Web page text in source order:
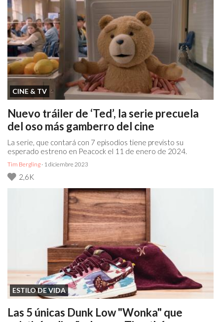
CINE & TV
Nuevo tráiler de ‘Ted’, la serie precuela
del oso más gamberro del cine
La serie, que contará con 7 episodios tiene previsto su
esperado estreno en Peacock el 11 de enero de 2024.
Tim Bergling · 1 diciembre 2023
2,6K
ESTILO DE VIDA
Las 5 únicas Dunk Low "Wonka" que